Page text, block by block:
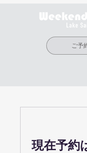
ご予
現在予約